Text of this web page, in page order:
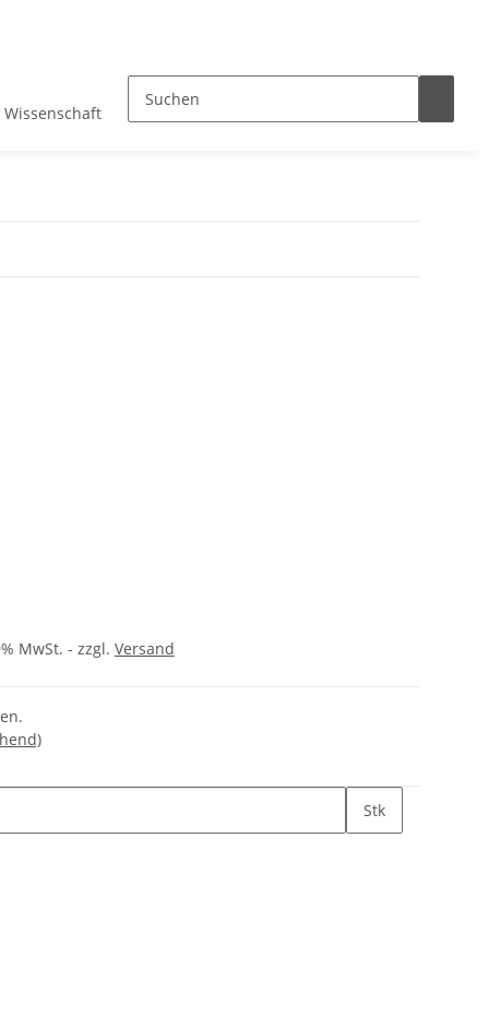
Wissenschaft
MwSt. - zzgl. Versand
Stk